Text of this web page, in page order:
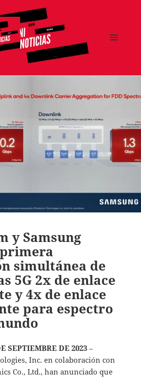
y Samsung
simultánea de
5G 2x de enlace
y 4x de enlace
para espectro
SEPTIEMBRE DE 2023 –
Inc. en colaboración con
Co., Ltd., han anunciado que